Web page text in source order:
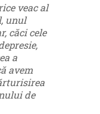
veac al
unul
căci cele
a
avem
de